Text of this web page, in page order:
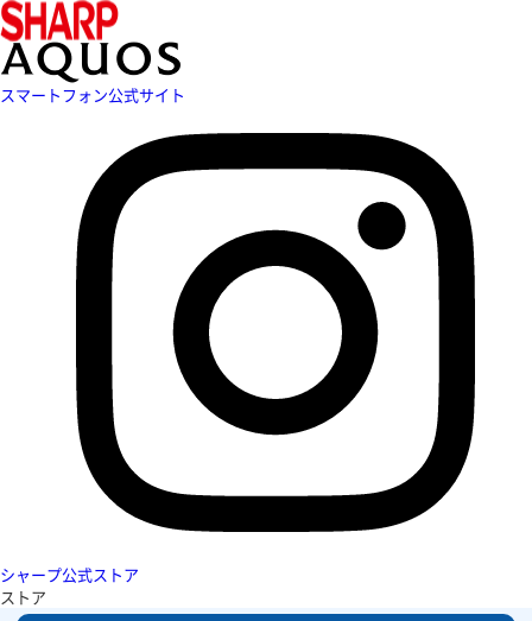
スマートフォン公式サイト
シャープ公式ストア
ストア